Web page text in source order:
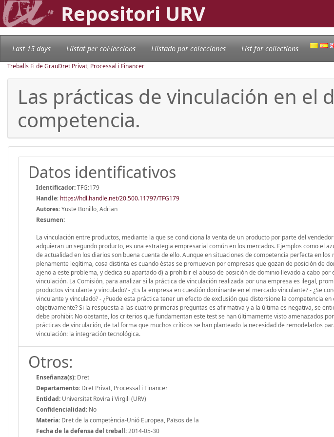
Repositori URV
Last 15 days Llistat per col·leccions Llistado por colecciones List for collections
Treballs Fi de GrauDret Privat, Processal i Financer
Las prácticas de vinculación en el
competencia.
Datos identificativos
Identificador:TFG:179
Handle: https://hdl.handle.net/20.500.11797/TFG179
Autores:Yuste Bonillo, Adrian
Resumen:
La vinculación entre productos, mediante la que se condiciona la venta de un producto por parte del
adquieran un segundo producto, es una estrategia empresarial común en los mercados. Ejemplos como el
de actualidad en los diarios son buena cuenta de ello. Aunque en situaciones de competencia perfecta en
plenamente legítima, cosa distinta es cuando éstas se promueven por empresas que gozan de posición de
ajeno a este problema, y dedica su apartado d) a prohibir el abuso de posición de dominio llevado a cabo
vinculación. La Comisión, para analizar si la práctica de vinculación realizada por una empresa es ilegal,
productos vinculante y vinculado? - ¿Es la empresa en cuestión dominante en el mercado vinculante? - ¿Se
vinculante y vinculado? - ¿Puede esta práctica tener un efecto de exclusión que distorsione la competencia
objetivamente? Si la respuesta a las cuatro primeras preguntas es afirmativa y a la última es negativa, se
debe prohibir. No obstante, los criterios que fundamentan este test se han últimamente visto amenazados
prácticas de vinculación, de tal forma que muchos críticos se han planteado la necesidad de remodelarlos
vinculación: la integración tecnológica.
Otros:
Enseñanza(s): Dret
Departamento: Dret Privat, Processal i Financer
Entidad: Universitat Rovira i Virgili (URV)
Confidencialidad: No
Materia: Dret de la competència-Unió Europea, Països de la
Fecha de la defensa del treball:2014-05-30